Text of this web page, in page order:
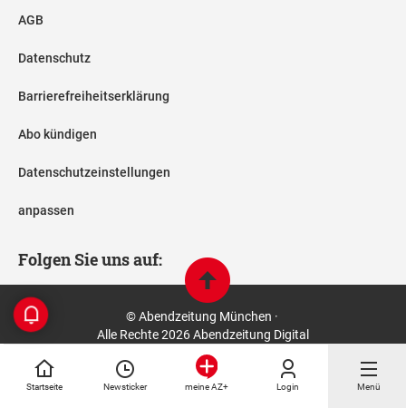
Startseite Newsticker meine AZ+ Login Menü
AGB
Datenschutz
Barrierefreiheitserklärung
Abo kündigen
Datenschutzeinstellungen
anpassen
Folgen Sie uns auf:
© Abendzeitung München ·
Alle Rechte 2026 Abendzeitung Digital